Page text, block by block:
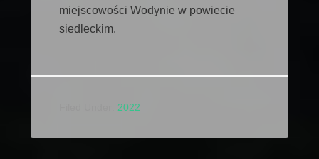
miejscowości Wodynie w powiecie
siedleckim.
2022